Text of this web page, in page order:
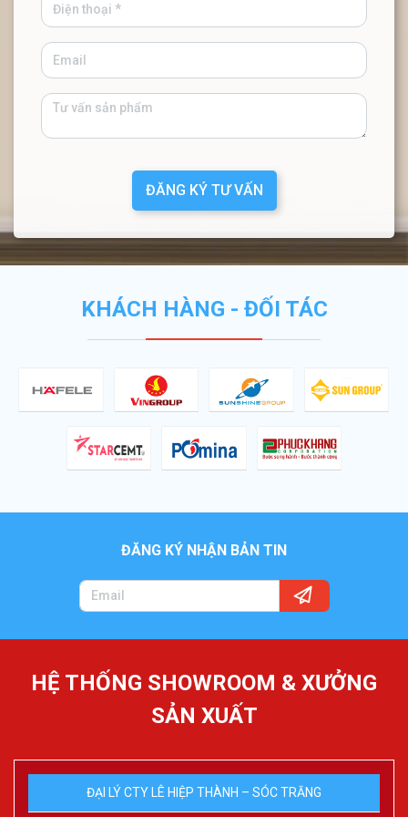
ĐĂNG KÝ TƯ VẤN
KHÁCH HÀNG - ĐỐI TÁC
ĐĂNG KÝ NHẬN BẢN TIN
HỆ THỐNG SHOWROOM & XƯỞNG
SẢN XUẤT
ĐẠI LÝ CTY LÊ HIỆP THÀNH – SÓC TRĂNG